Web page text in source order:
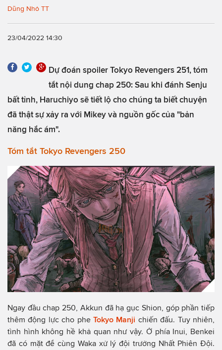
Dũng Nhỏ TT
23/04/2022 14:30
Dự đoán spoiler Tokyo Revengers 251, tóm
tắt nội dung chap 250: Sau khi đánh Senju
bất tỉnh, Haruchiyo sẽ tiết lộ cho chúng ta biết chuyện
đã thật sự xảy ra với Mikey và nguồn gốc của "bản
năng hắc ám".
Tóm tắt Tokyo Revengers 250
Ngay đầu chap 250, Akkun đã hạ gục Shion, góp phần tiếp
thêm động lực cho phe Tokyo Manji chiến đấu. Tuy nhiên,
tình hình không hề khả quan như vậy. Ở phía Inui, Benkei
đã có mặt để cùng Waka xử lý đội trưởng Nhất Phiên Đội.